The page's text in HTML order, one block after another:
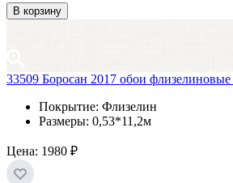
В корзину
33509 Боросан 2017 обои
Покрытие: Флизелин
Размеры: 0,53*11,2м
Цена: 1980 ₽